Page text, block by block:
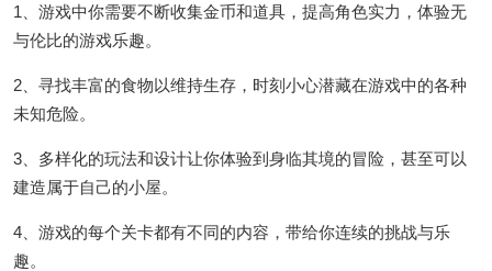
1、游戏中你需要不断收集金币和道具，提高角色实力，体验无
与伦比的游戏乐趣。
2、寻找丰富的食物以维持生存，时刻小心潜藏在游戏中的各种
未知危险。
3、多样化的玩法和设计让你体验到身临其境的冒险，甚至可以
建造属于自己的小屋。
4、游戏的每个关卡都有不同的内容，带给你连续的挑战与乐
趣。